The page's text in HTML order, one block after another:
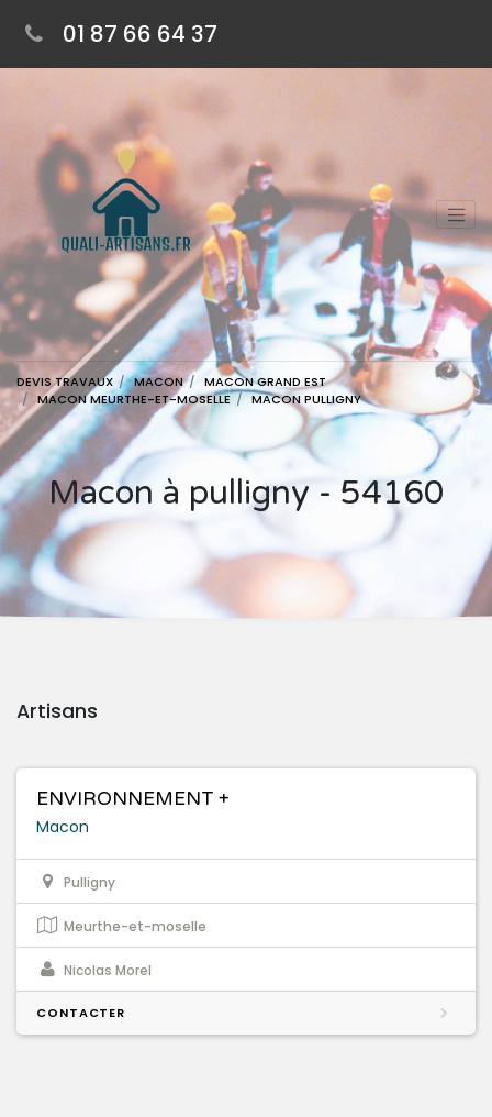
01 87 66 64 37
DEVIS TRAVAUX MACON
MACON GRAND EST
MACON MEURTHE-ET-MOSELLE
MACON PULLIGNY
Macon à pulligny - 54160
Artisans
ENVIRONNEMENT +
Macon
Pulligny
Meurthe-et-moselle
Nicolas Morel
CONTACTER